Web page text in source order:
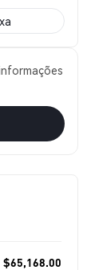
$65,168.00